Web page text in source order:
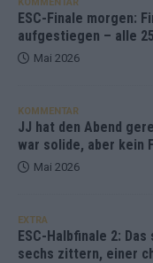
ESC-Finale morgen:
aufgestiegen – alle
Mai 2026
KOMMENTAR
JJ hat den Abend
war solide, aber kein
Mai 2026
EXTRA
ESC-Halbfinale 2:
sechs zittern, einer